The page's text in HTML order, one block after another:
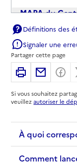
MAPA du
Adresse
Rue Denieul et
44110-
02 40 55 88 24
Contact
Site internet
Rapport HAS
Source des données
Mis à jour le : 12/06/
Définitions des
Signaler une
Partager cette page
Imprimer
Si vous souhaitez
veuillezautoriser le
À quoi
Comment